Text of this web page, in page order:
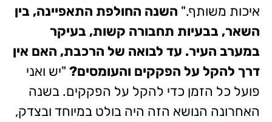
איכות משותף." השנה החולפת התאפיינה, בין
השאר, בבעיות תחבורה קשות, בעיקר
במערב העיר. עד לבואה של הרכבת, האם אין
דרך להקל על הפקקים והעומסים? "יש ואני
פועל כל הזמן כדי להקל על הפקקים. בשנה
האחרונה הנושא הזה היה בולט במיוחד ובצדק,